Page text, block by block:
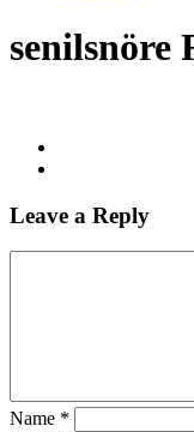
senilsnöre
Leave a Reply
Name *